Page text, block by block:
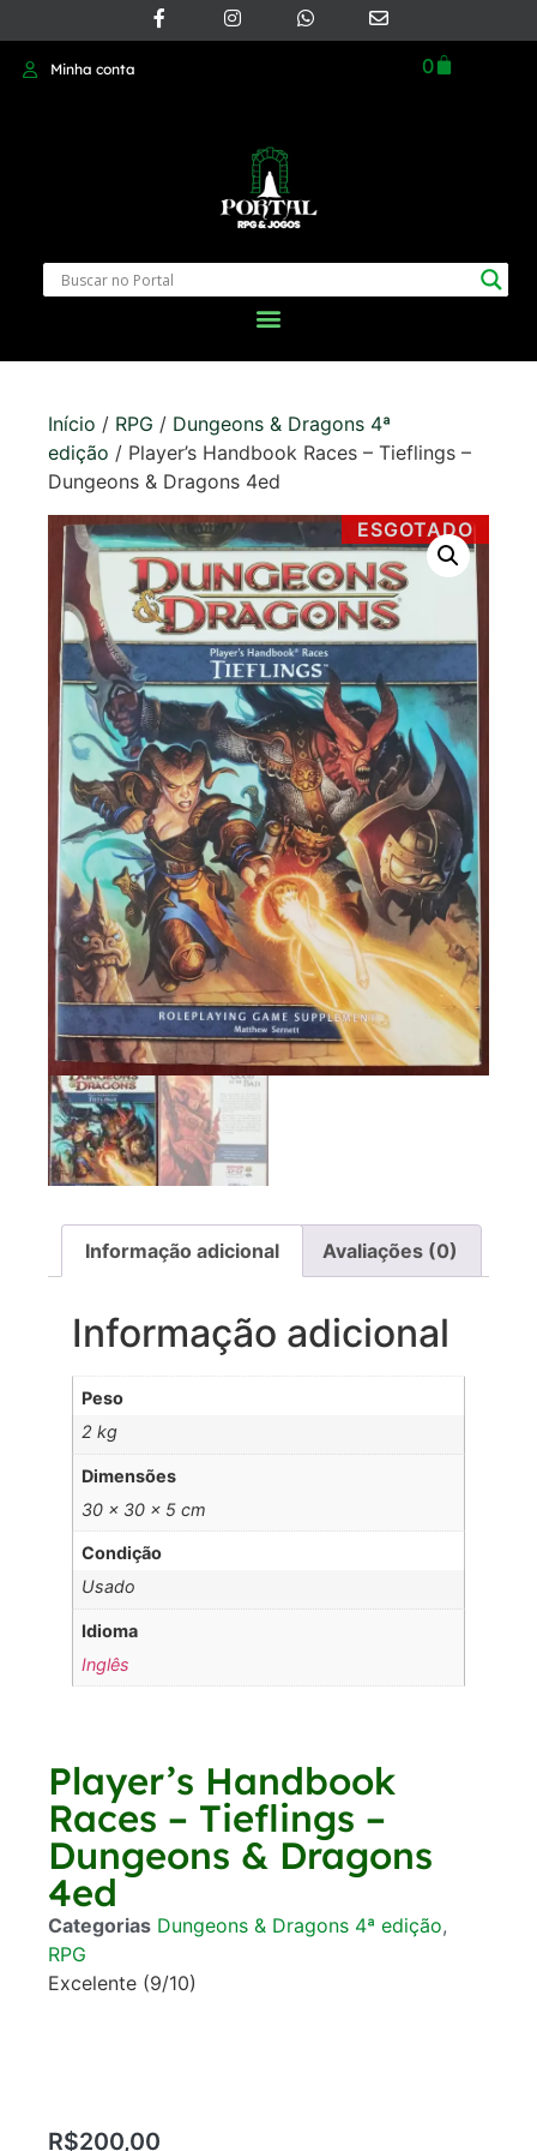
Minha conta 0
Início / RPG / Dungeons & Dragons 4ª
edição / Player’s Handbook Races – Tieflings –
Dungeons & Dragons 4ed
ESGOTADO
Informação adicional Avaliações (0)
Informação adicional
Peso
2 kg
Dimensões
30 × 30 × 5 cm
Condição
Usado
Idioma
Inglês
Player’s Handbook
Races – Tieflings –
Dungeons & Dragons
4ed
Categorias Dungeons & Dragons 4ª edição,
RPG
Excelente (9/10)
R$200,00